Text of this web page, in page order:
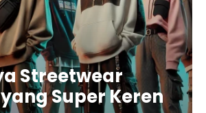
Streetwear
Super Keren